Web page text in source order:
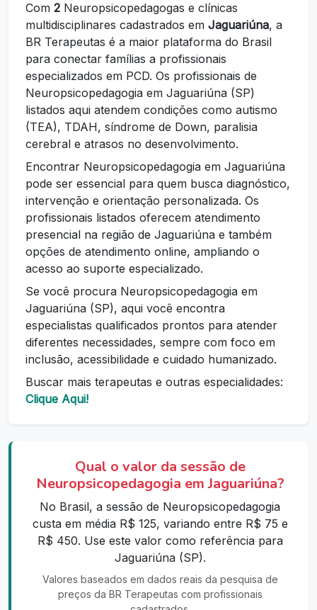
Com 2 Neuropsicopedagogas e clínicas
multidisciplinares cadastrados em Jaguariúna, a
BR Terapeutas é a maior plataforma do Brasil
para conectar famílias a profissionais
especializados em PCD. Os profissionais de
Neuropsicopedagogia em Jaguariúna (SP)
listados aqui atendem condições como autismo
(TEA), TDAH, síndrome de Down, paralisia
cerebral e atrasos no desenvolvimento.
Encontrar Neuropsicopedagogia em Jaguariúna
pode ser essencial para quem busca diagnóstico,
intervenção e orientação personalizada. Os
profissionais listados oferecem atendimento
presencial na região de Jaguariúna e também
opções de atendimento online, ampliando o
acesso ao suporte especializado.
Se você procura Neuropsicopedagogia em
Jaguariúna (SP), aqui você encontra
especialistas qualificados prontos para atender
diferentes necessidades, sempre com foco em
inclusão, acessibilidade e cuidado humanizado.
Buscar mais terapeutas e outras especialidades:
Clique Aqui!
Qual o valor da sessão de
Neuropsicopedagogia em Jaguariúna?
No Brasil, a sessão de Neuropsicopedagogia
custa em média R$ 125, variando entre R$ 75 e
R$ 450. Use este valor como referência para
Jaguariúna (SP).
Valores baseados em dados reais da pesquisa de
preços da BR Terapeutas com profissionais